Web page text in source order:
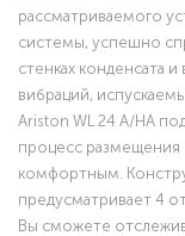
рассматриваемого
системы, успешно
стенках конденсата
вибраций,
Ariston WL 24 A/HA
процесс размещения
комфортным.
предусматривает 4
Вы сможете